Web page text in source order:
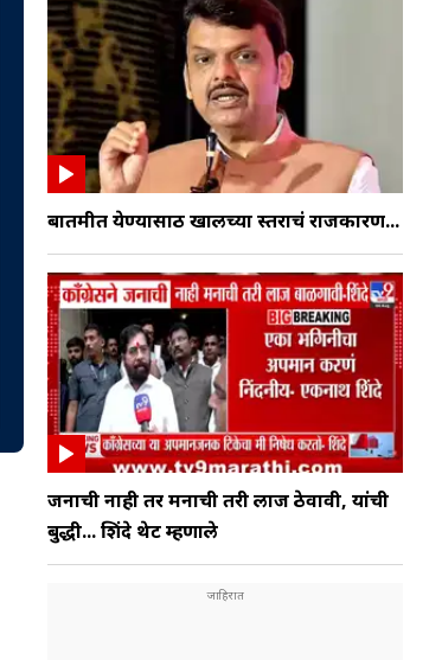
बातमीत येण्यासाठी खालच्या स्तराचं राजकारण...
जनाची नाही तर मनाची तरी लाज ठेवावी, यांची
बुद्धी... शिंदे थेट म्हणाले